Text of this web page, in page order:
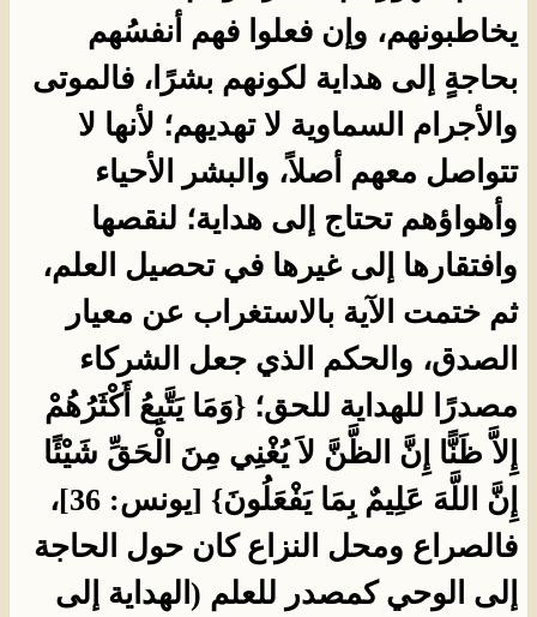
يخاطبونهم، وإن فعلوا فهم أنفسُهم
بحاجةٍ إلى هداية لكونهم بشرًا، فالموتى
والأجرام السماوية لا تهديهم؛ لأنها لا
تتواصل معهم أصلاً، والبشر الأحياء
وأهواؤهم تحتاج إلى هداية؛ لنقصها
وافتقارها إلى غيرها في تحصيل العلم،
ثم ختمت الآية بالاستغراب عن معيار
الصدق، والحكم الذي جعل الشركاء
مصدرًا للهداية للحق؛ {وَمَا يَتَّبِعُ أَكْثَرُهُمْ
إِلاَّ ظَنًّا إِنَّ الظَّنَّ لاَ يُغْنِي مِنَ الْحَقِّ شَيْئًا
إِنَّ اللَّهَ عَلِيمٌ بِمَا يَفْعَلُونَ} [يونس: 36]،
فالصراع ومحل النزاع كان حول الحاجة
إلى الوحي كمصدر للعلم (الهداية إلى